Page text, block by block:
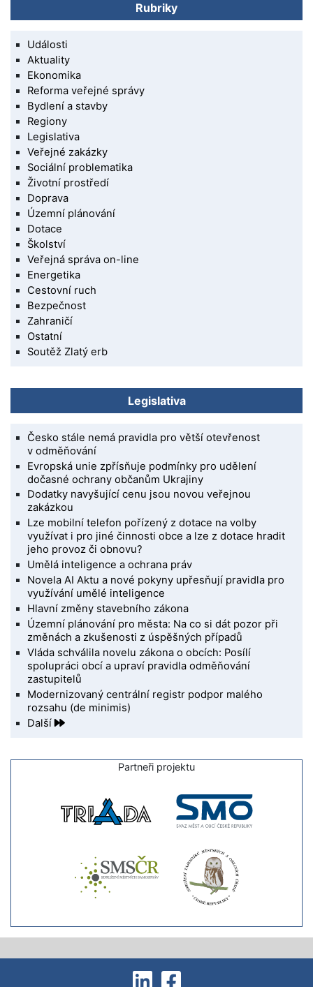
Rubriky
Události
Aktuality
Ekonomika
Reforma veřejné správy
Bydlení a stavby
Regiony
Legislativa
Veřejné zakázky
Sociální problematika
Životní prostředí
Doprava
Územní plánování
Dotace
Školství
Veřejná správa on-line
Energetika
Cestovní ruch
Bezpečnost
Zahraničí
Ostatní
Soutěž Zlatý erb
Legislativa
Česko stále nemá pravidla pro větší otevřenost
v odměňování
Evropská unie zpřísňuje podmínky pro udělení
dočasné ochrany občanům Ukrajiny
Dodatky navyšující cenu jsou novou veřejnou
zakázkou
Lze mobilní telefon pořízený z dotace na volby
využívat i pro jiné činnosti obce a lze z dotace hradit
jeho provoz či obnovu?
Umělá inteligence a ochrana práv
Novela AI Aktu a nové pokyny upřesňují pravidla pro
využívání umělé inteligence
Hlavní změny stavebního zákona
Územní plánování pro města: Na co si dát pozor při
změnách a zkušenosti z úspěšných případů
Vláda schválila novelu zákona o obcích: Posílí
spolupráci obcí a upraví pravidla odměňování
zastupitelů
Modernizovaný centrální registr podpor malého
rozsahu (de minimis)
Další
Partneři projektu